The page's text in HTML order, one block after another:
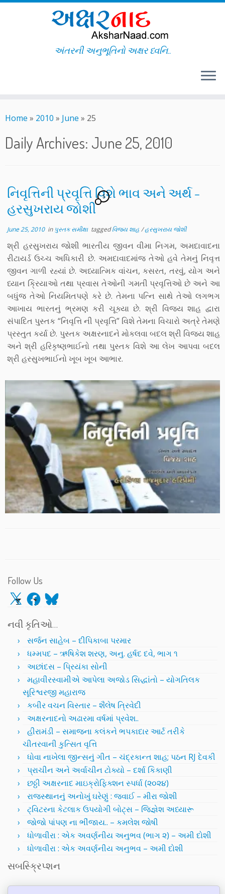
to
અંતરની અનુભૂતિનો અક્ષર ધ્વનિ..
Home » 2010 » June » 25
Daily Archives: June 25, 2010
નિવૃત્તિની પ્રવૃત્તિ વિશે ભાવ અને અર્થ –
હરસુખરાય જોશી
5
June 25, 2010in પુસ્તક સમીક્ષા taggedવિજય શાહ/હરસુખરાય જોશી
શ્રી હરસુખરાય જોશી ભારતીય જીવન વીમા નિગમ, અમદાવાદના
રીટાયર્ડ ઉચ્ચ અધિકારી છે. અમદાવાદમાંજ તેઓ હવે તેમનું નિવૃત્ત
જીવન ગાળી રહ્યાં છે. અધ્યાત્મિક વાંચન, કસરત, તરવું, યોગ અને
ધ્યાન ક્રિયાઓ તથા પ્રવાસ તેઓની ગમતી પ્રવૃત્તિઓ છે અને આ
બધુંજ તેઓ નિયમિતપણે કરે છે. તેમના પત્નિ સાથે તેઓ લગભગ
આખાય ભારતનું ભ્રમણ કરી ચૂક્યા છે. શ્રી વિજય શાહ દ્વારા
સંપાદિત પુસ્તક “નિવૃત્તિ ની પ્રવૃત્તિ” વિશે તેમના વિચારો અત્રે તેમણે
પ્રસ્તુત કર્યા છે. પુસ્તક અક્ષરનાદને મોકલવા બદલ શ્રી વિજય શાહ
અને શ્રી હરિકૃષ્ણભાઈનો તથા પુસ્તક વિશે આ લેખ આપવા બદલ
શ્રી હરસુખભાઈનો ખૂબ ખૂબ આભાર.
Follow Us
X Facebook
Bluesky
નવી કૃતિઓ…
સર્જન સાહેબ – દીપિકાબા પરમાર
ધમ્મપદ – ઋષિકેશ શરણ, અનુ. હર્ષદ દવે, ભાગ ૧
અછાંદસ – પ્રિયંકા સોની
મહાવીરસ્વામીએ આપેલા અજોડ સિદ્ધાંતો – યોગતિલક
સૂરિશ્વરજી મહારાજ
કબીર વચન વિસ્તાર – શૈલેષ ત્રિવેદી
અક્ષરનાદનો અઢારમા વર્ષમાં પ્રવેશ..
હીરામંડી – સમાજના કલંકને ભપકાદાર આર્ટ તરીકે
ચીતરવાની કુત્સિત વૃત્તિ
ધોવા નાખેલા જીન્સનું ગીત – ચંદ્રકાન્ત શાહ; પઠન RJ દેવકી
પ્રાચીન અને અર્વાચીન ટોક્યો – દર્શા કિકાણી
છઠ્ઠી અક્ષરનાદ માઇક્રોફિક્શન સ્પર્ધા (૨૦૨૪)
રાજસ્થાનનું અનોખું ઘરેણું : જવાઈ – મીરા જોશી
ટ્વિટરના કેટલાક ઉપયોગી બોટ્સ – જિજ્ઞેશ અધ્યારૂ
જોજો પાંપણ ના ભીંજાય.. – કમલેશ જોષી
ધોળાવીરા : એક અવર્ણનીય અનુભવ (ભાગ ૨) – અમી દોશી
ધોળાવીરા : એક અવર્ણનીય અનુભવ – અમી દોશી
સબસ્ક્રિપ્શન